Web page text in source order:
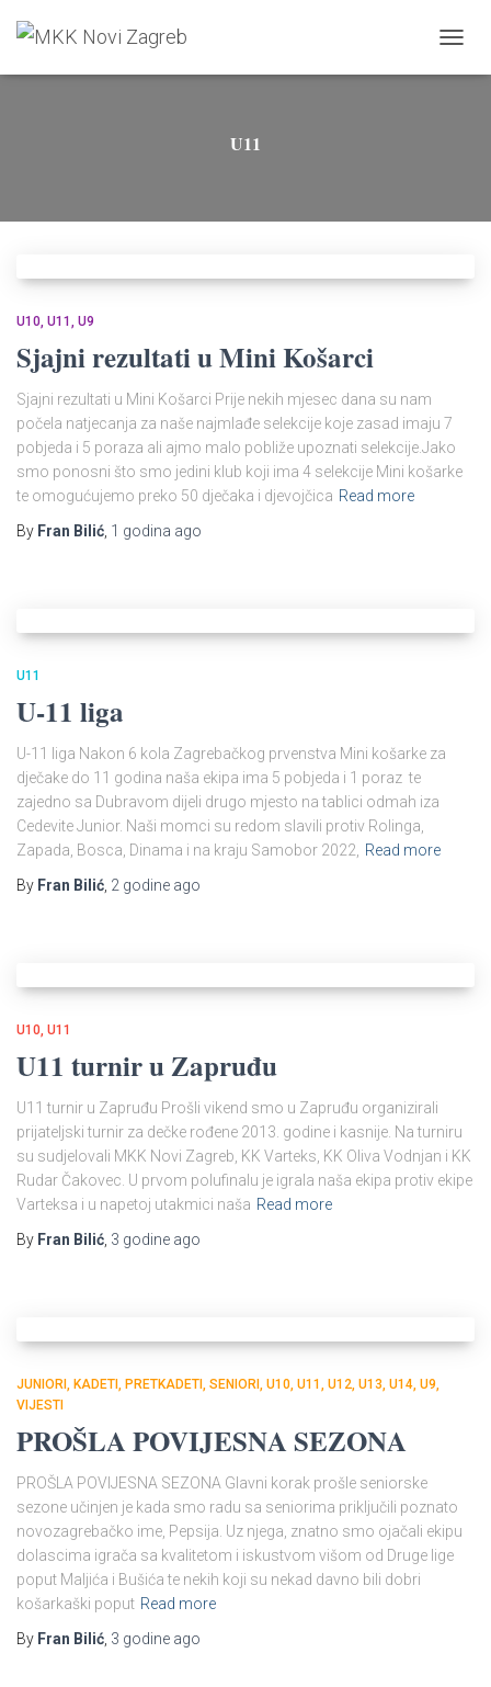
U11
U10 U11 U9
Sjajni rezultati u Mini Košarci
Sjajni rezultati u Mini Košarci Prije nekih mjesec dana su nam
počela natjecanja za naše najmlađe selekcije koje zasad imaju 7
pobjeda i 5 poraza ali ajmo malo pobliže upoznati selekcije.Jako
smo ponosni što smo jedini klub koji ima 4 selekcije Mini košarke
te omogućujemo preko 50 dječaka i djevojčica Read more
By Fran Bilić 1 godina ago
U11
U-11 liga
U-11 liga Nakon 6 kola Zagrebačkog prvenstva Mini košarke za
dječake do 11 godina naša ekipa ima 5 pobjeda i 1 poraz te
zajedno sa Dubravom dijeli drugo mjesto na tablici odmah iza
Cedevite Junior. Naši momci su redom slavili protiv Rolinga,
Zapada, Bosca, Dinama i na kraju Samobor 2022,
Read more
By Fran Bilić 2 godine ago
U10 U11
U11 turnir u Zapruđu
U11 turnir u Zapruđu Prošli vikend smo u Zapruđu organizirali
prijateljski turnir za dečke rođene 2013. godine i kasnije. Na turniru
su sudjelovali MKK Novi Zagreb, KK Varteks, KK Oliva Vodnjan i KK
Rudar Čakovec. U prvom polufinalu je igrala naša ekipa protiv ekipe
Varteksa i u napetoj utakmici naša Read more
By Fran Bilić 3 godine ago
JUNIORI KADETI PRETKADETI SENIORI U10 U11 U12 U13 U14 U9
VIJESTI
PROŠLA POVIJESNA SEZONA
PROŠLA POVIJESNA SEZONA Glavni korak prošle seniorske
sezone učinjen je kada smo radu sa seniorima priključili poznato
novozagrebačko ime, Pepsija. Uz njega, znatno smo ojačali ekipu
dolascima igrača sa kvalitetom i iskustvom višom od Druge lige
poput Maljića i Bušića te nekih koji su nekad davno bili dobri
košarkaški poput Read more
By Fran Bilić 3 godine ago